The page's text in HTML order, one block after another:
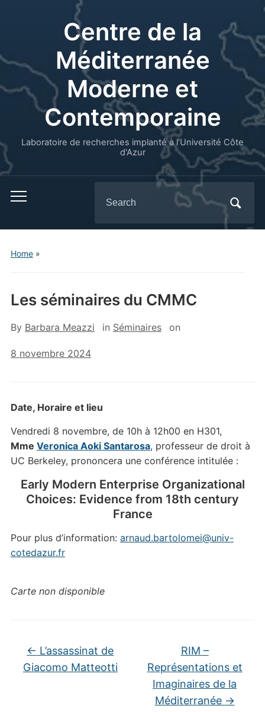
Centre de la
Méditerranée
Moderne et
Contemporaine
Laboratoire de recherches implanté à l’Université Côte
d'Azur
for:
Home»
Les séminaires du CMMC
By Barbara Meazzi in Séminaires on
8 novembre 2024
Date, Horaire et lieu
Vendredi 8 novembre, de 10h à 12h00 en H301,
Mme Veronica Aoki Santarosa, professeur de droit à
UC Berkeley, prononcera une conférence intitulée :
Early Modern Enterprise Organizational
Choices: Evidence from 18th century
France
Pour plus d’information: arnaud.bartolomei@univ-
cotedazur.fr
Carte non disponible
← L’assassinat de
Giacomo Matteotti
RIM –
Représentations et
Imaginaires de la
Méditerranée →